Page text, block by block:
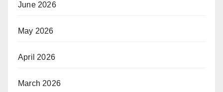
June 2026
May 2026
April 2026
March 2026